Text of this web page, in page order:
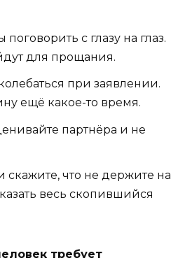
с глазу на глаз.
для прощания.
при заявлении.
ещё какое-то время.
партнёра и не
что не держите на
весь скопившийся
требует